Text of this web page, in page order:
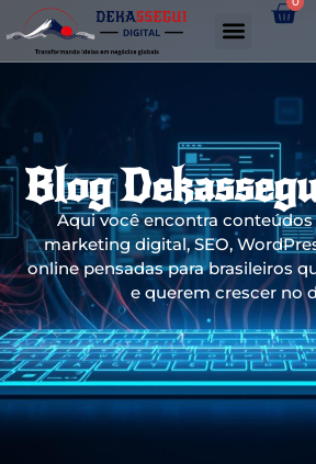
Blog
Aqui você encontra
marketing digital, SEO,
online pensadas para brasileiros
e querem crescer no